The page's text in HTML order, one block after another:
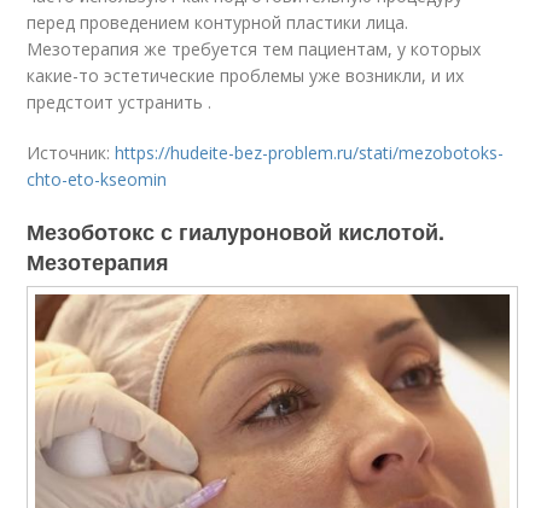
перед проведением контурной пластики лица.
Мезотерапия же требуется тем пациентам, у которых
какие-то эстетические проблемы уже возникли, и их
предстоит устранить .
Источник:https://hudeite-bez-problem.ru/stati/mezobotoks-
chto-eto-kseomin
Мезоботокс с гиалуроновой кислотой.
Мезотерапия